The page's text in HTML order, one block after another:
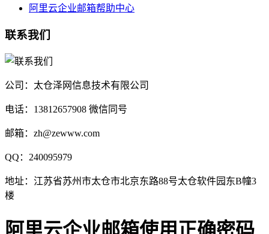
阿里云企业邮箱帮助中心
联系我们
公司：太仓泽网信息技术有限公司
电话：13812657908 微信同号
邮箱：zh@zewww.com
QQ：240095979
地址：江苏省苏州市太仓市北京东路88号太仓软件园东B幢3
楼